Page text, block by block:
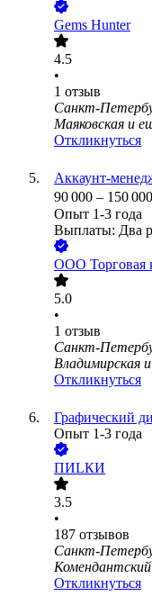
Gems Hunter
4.5
•
1 отзыв
Санкт-
Маяковская и
Откликнуться
Аккаунт-
90 000 – 150 000
Опыт 1-3 года
Выплаты: Два
ООО
5.0
•
1 отзыв
Санкт-
Владимирская
Откликнуться
Графический
Опыт 1-3 года
ПИLКИ
3.5
•
187 отзывов
Санкт-
Откликнуться